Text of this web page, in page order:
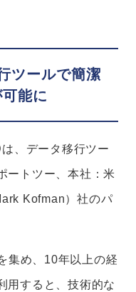
ツールで簡潔
能に
、データ移行ツー
ートツー、本社：米
Kofman）社のパ
集め、10年以上の経
用すると、技術的な